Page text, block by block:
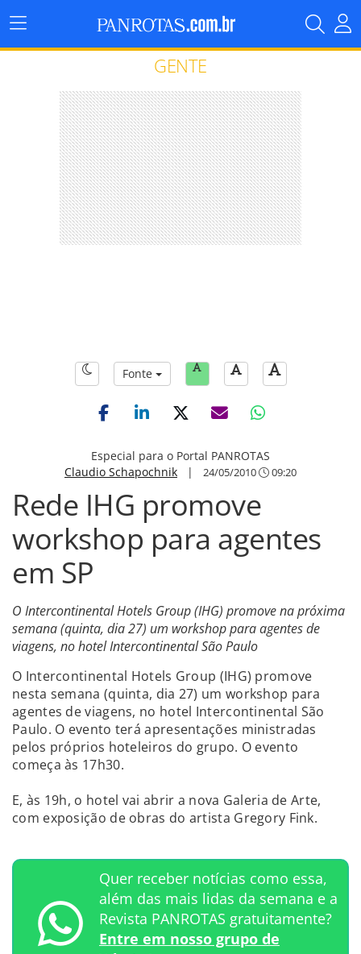
Menu
Principal
GENTE
Fonte
Especial para o Portal PANROTAS
Claudio Schapochnik | 24/05/2010 09:20
Rede IHG promove
workshop para agentes
em SP
O Intercontinental Hotels Group (IHG) promove na próxima
semana (quinta, dia 27) um workshop para agentes de
viagens, no hotel Intercontinental São Paulo
O Intercontinental Hotels Group (IHG) promove
nesta semana (quinta, dia 27) um workshop para
agentes de viagens, no hotel Intercontinental São
Paulo. O evento terá apresentações ministradas
pelos próprios hoteleiros do grupo. O evento
começa às 17h30.
E, às 19h, o hotel vai abrir a nova Galeria de Arte,
com exposição de obras do artista Gregory Fink.
Quer receber notícias como essa,
além das mais lidas da semana e a
Revista PANROTAS gratuitamente?
Entre em nosso grupo de